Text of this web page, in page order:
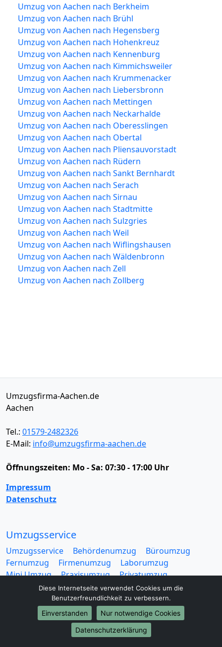
Umzug von Aachen nach Berkheim
Umzug von Aachen nach Brühl
Umzug von Aachen nach Hegensberg
Umzug von Aachen nach Hohenkreuz
Umzug von Aachen nach Kennenburg
Umzug von Aachen nach Kimmichsweiler
Umzug von Aachen nach Krummenacker
Umzug von Aachen nach Liebersbronn
Umzug von Aachen nach Mettingen
Umzug von Aachen nach Neckarhalde
Umzug von Aachen nach Oberesslingen
Umzug von Aachen nach Obertal
Umzug von Aachen nach Pliensauvorstadt
Umzug von Aachen nach Rüdern
Umzug von Aachen nach Sankt Bernhardt
Umzug von Aachen nach Serach
Umzug von Aachen nach Sirnau
Umzug von Aachen nach Stadtmitte
Umzug von Aachen nach Sulzgries
Umzug von Aachen nach Weil
Umzug von Aachen nach Wiflingshausen
Umzug von Aachen nach Wäldenbronn
Umzug von Aachen nach Zell
Umzug von Aachen nach Zollberg
Umzugsfirma-Aachen.de
Aachen
Tel.: 01579-2482326
E-Mail: info@umzugsfirma-aachen.de
Öffnungszeiten: Mo - Sa: 07:30 - 17:00 Uhr
Impressum
Datenschutz
Umzugsservice
Umzugsservice Behördenumzug
Büroumzug
Fernumzug
Firmenumzug
Laborumzug
Mini Umzug
Praxisumzug
Privatumzug
Seniorenumzug
Studentenumzug
Beiladung
Entrümpelung
Halteverbotszone
Klaviertransport
Möbellift
Haushaltsauflösung
Möbeltaxi
Möbelmitfahrzentrale
Umzugskartons
Diese Internetseite verwendet Cookies um die
Benutzerfreundlichkeit zu verbessern.
Einverstanden
Nur notwendige Cookies
Datenschutzerklärung